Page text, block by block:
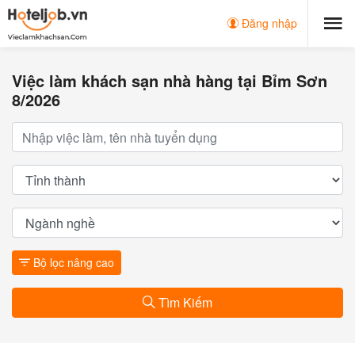
Đăng nhập
Việc làm khách sạn nhà hàng tại Bỉm Sơn
8/2026
Bộ lọc nâng cao
Tìm Kiếm